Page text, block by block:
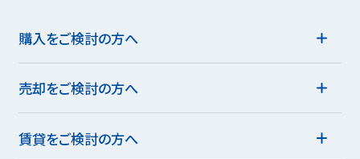
購入をご検討の方へ
売却をご検討の方へ
賃貸をご検討の方へ